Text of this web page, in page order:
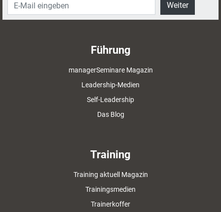
Weiter
Führung
managerSeminare Magazin
Leadership-Medien
Self-Leadership
Das Blog
Training
Training aktuell Magazin
Trainingsmedien
Trainerkoffer